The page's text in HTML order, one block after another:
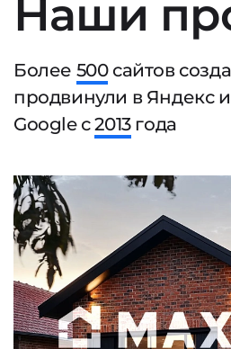
Наши
Более 500сайтов
продвинули в Яндекс и
Google с2013года